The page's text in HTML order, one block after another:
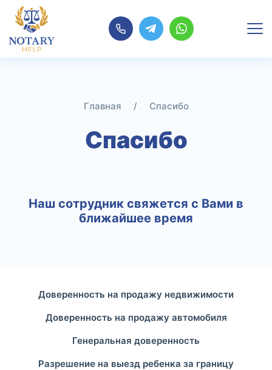
Перейти
содержимому
Главная / Спасибо
Спасибо
Наш сотрудник свяжется с Вами в
ближайшее время
Доверенность на продажу недвижимости
Доверенность на продажу автомобиля
Генеральная доверенность
Разрешение на выезд ребенка за границу